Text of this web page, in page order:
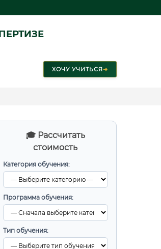
ХОЧУ УЧИТЬСЯ➜
🎓 Рассчитать
стоимость
Категория обучения:
Программа обучения:
Тип обучения: